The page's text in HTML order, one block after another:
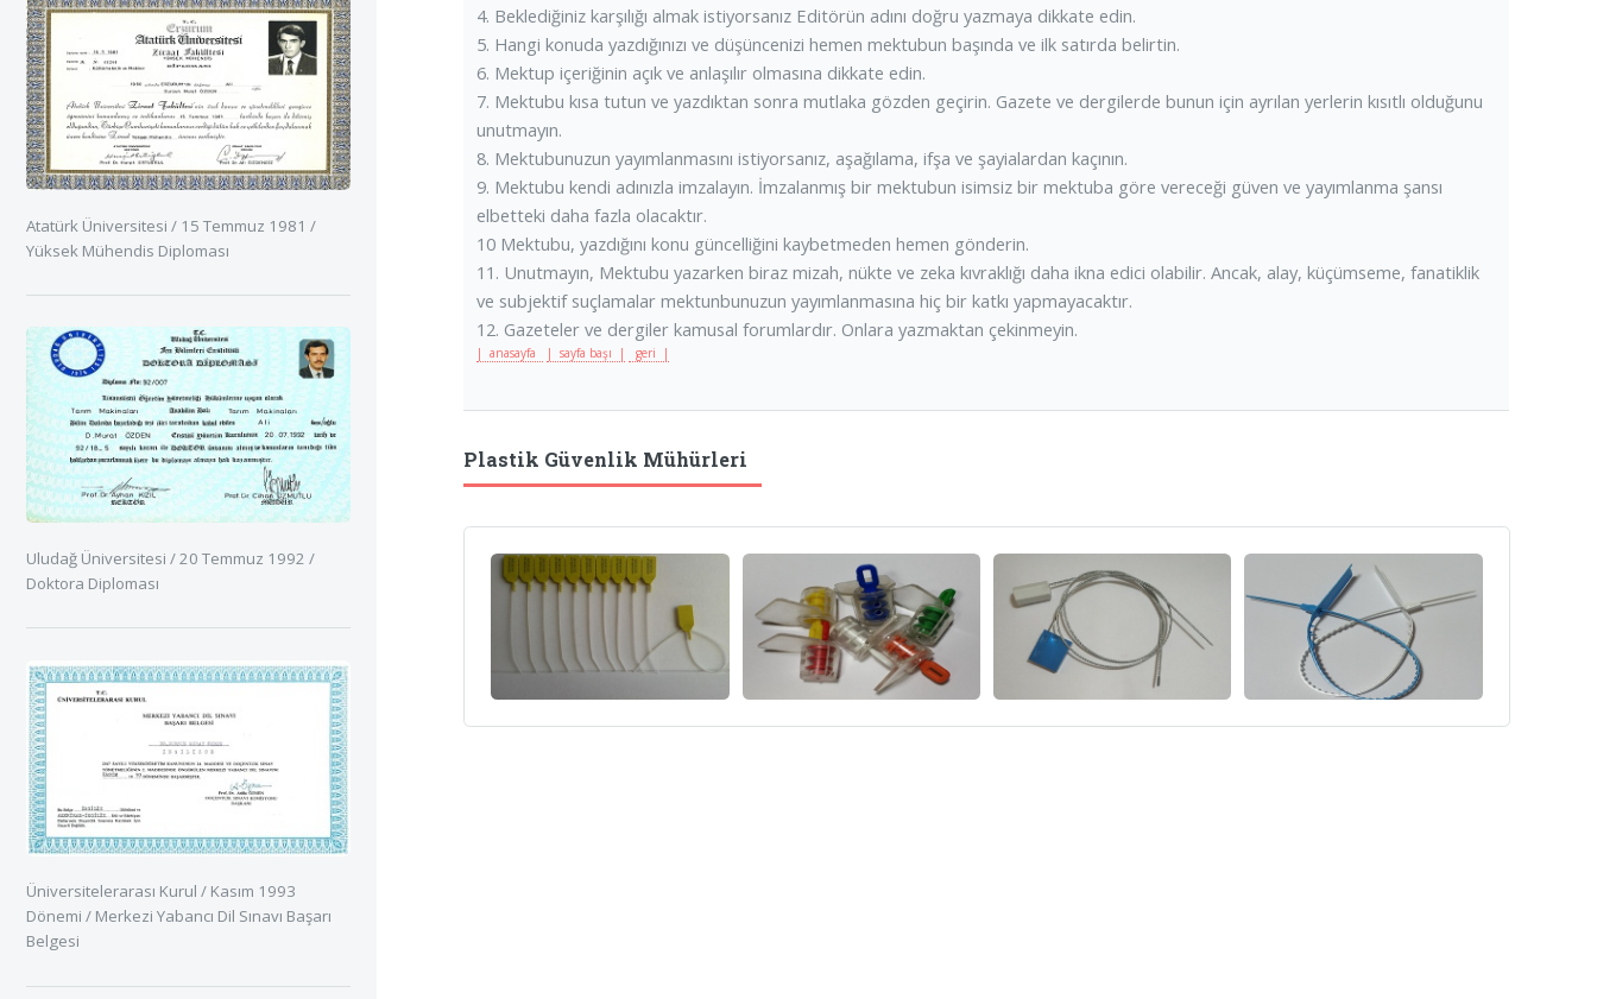
4. Beklediğiniz karşılığı almak istiyorsanız Editörün adını doğru yazmaya dikkate edin.
5. Hangi konuda yazdığınızı ve düşüncenizi hemen mektubun başında ve ilk satırda belirtin.
6. Mektup içeriğinin açık ve anlaşılır olmasına dikkate edin.
7. Mektubu kısa tutun ve yazdıktan sonra mutlaka gözden geçirin. Gazete ve dergilerde bunun için ayrılan yerlerin kısıtlı olduğunu
unutmayın.
8. Mektubunuzun yayımlanmasını istiyorsanız, aşağılama, ifşa ve şayialardan kaçının.
9. Mektubu kendi adınızla imzalayın. İmzalanmış bir mektubun isimsiz bir mektuba göre vereceği güven ve yayımlanma şansı
elbetteki daha fazla olacaktır.
10 Mektubu, yazdığını konu güncelliğini kaybetmeden hemen gönderin.
11. Unutmayın, Mektubu yazarken biraz mizah, nükte ve zeka kıvraklığı daha ikna edici olabilir. Ancak, alay, küçümseme, fanatiklik
ve subjektif suçlamalar mektunbunuzun yayımlanmasına hiç bir katkı yapmayacaktır.
12. Gazeteler ve dergiler kamusal forumlardır. Onlara yazmaktan çekinmeyin.
| anasayfa | sayfa başı | geri |
Plastik Güvenlik Mühürleri
Atatürk Üniversitesi / 15 Temmuz 1981 /
Yüksek Mühendis Diploması
Uludağ Üniversitesi / 20 Temmuz 1992 /
Doktora Diploması
Üniversitelerarası Kurul / Kasım 1993
Dönemi / Merkezi Yabancı Dil Sınavı Başarı
Belgesi